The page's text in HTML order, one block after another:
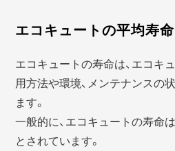
エコキュートの平均寿命
エコキュートの寿命は、エコキ
用方法や環境、メンテナンスの
ます。
一般的に、エコキュートの寿命
とされています。